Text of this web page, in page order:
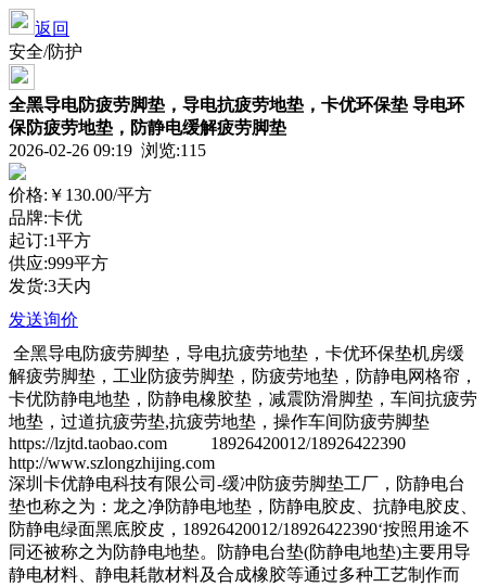
返回
安全/防护
全黑导电防疲劳脚垫，导电抗疲劳地垫，卡优环保垫 导电环
保防疲劳地垫，防静电缓解疲劳脚垫
2026-02-26 09:19 浏览:115
价格: ￥130.00/平方
品牌:卡优
起订:1平方
供应:999平方
发货:3天内
发送询价
全黑导电防疲劳脚垫，导电抗疲劳地垫，卡优环保垫机房缓
解疲劳脚垫，工业防疲劳脚垫，防疲劳地垫，防静电网格帘，
卡优防静电地垫，防静电橡胶垫，减震防滑脚垫，车间抗疲劳
地垫，过道抗疲劳垫,抗疲劳地垫，操作车间防疲劳脚垫
https://lzjtd.taobao.com 18926420012/18926422390
http://www.szlongzhijing.com
深圳卡优静电科技有限公司-缓冲防疲劳脚垫工厂，防静电台
垫也称之为：龙之净防静电地垫，防静电胶皮、抗静电胶皮、
防静电绿面黑底胶皮，18926420012/18926422390‘按照用途不
同还被称之为防静电地垫。防静电台垫(防静电地垫)主要用导
静电材料、静电耗散材料及合成橡胶等通过多种工艺制作而